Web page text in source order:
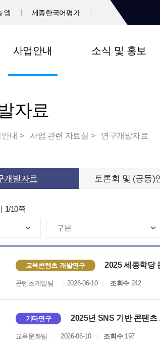
앱 세종한국어평가
사업안내 소식 및 홍보
자료
내 사업 관련 자료실 연구개발자료
개발자료 토론회 및 (공동)
1/10쪽
교육콘텐츠 개발연구 2025 세종학당
콘텐츠개발팀 2026-06-10 조회수 242
기타연구 2025년 SNS 기반 콘텐츠
교육문화팀 2026-06-10 조회수197